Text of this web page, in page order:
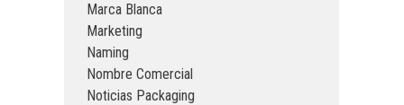
Marca Blanca
Marketing
Naming
Nombre Comercial
Noticias Packaging